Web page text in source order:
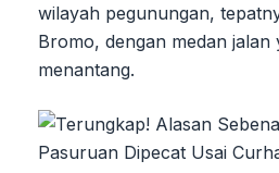
wilayah pegunungan,
Bromo, dengan medan jalan
menantang.